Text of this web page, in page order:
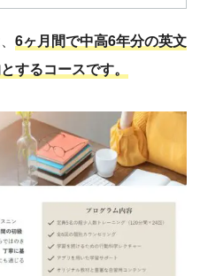
6ヶ月間で中高6年分の英文
するコースです。